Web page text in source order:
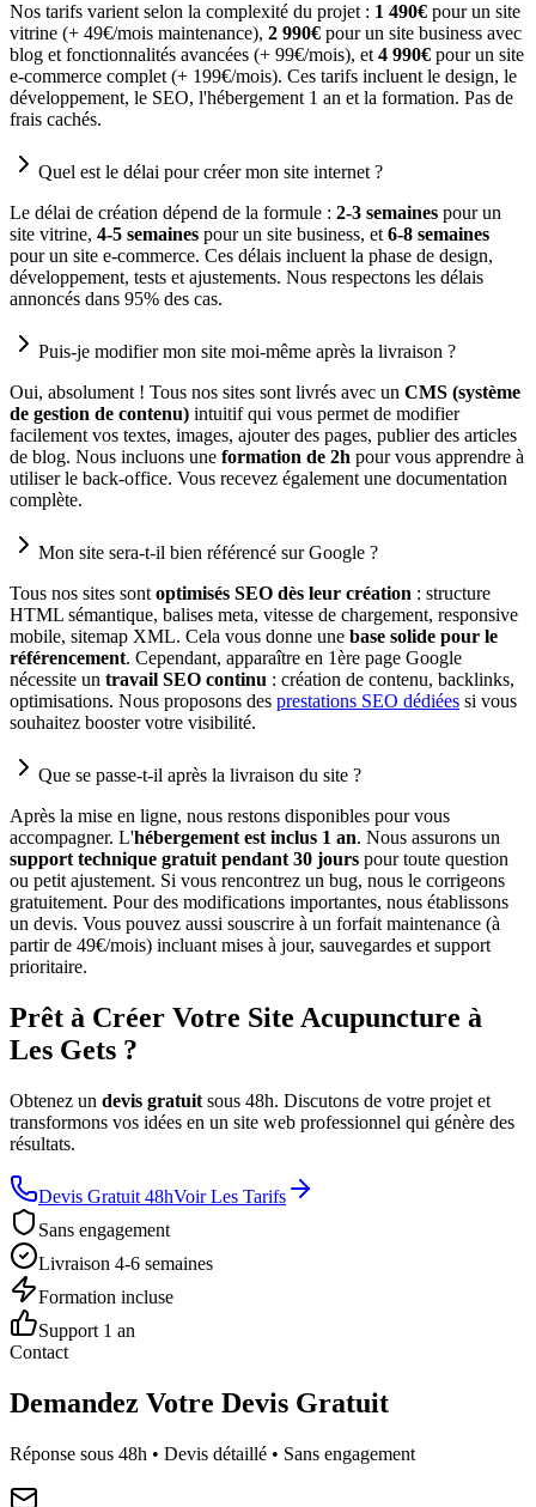
Nos tarifs varient selon la complexité du projet : 1 490€ pour un site
vitrine (+ 49€/mois maintenance), 2 990€ pour un site business avec
blog et fonctionnalités avancées (+ 99€/mois), et 4 990€ pour un site
e-commerce complet (+ 199€/mois). Ces tarifs incluent le design, le
développement, le SEO, l'hébergement 1 an et la formation. Pas de
frais cachés.
Quel est le délai pour créer mon site internet ?
Le délai de création dépend de la formule : 2-3 semaines pour un
site vitrine, 4-5 semaines pour un site business, et 6-8 semaines
pour un site e-commerce. Ces délais incluent la phase de design,
développement, tests et ajustements. Nous respectons les délais
annoncés dans 95% des cas.
Puis-je modifier mon site moi-même après la livraison ?
Oui, absolument ! Tous nos sites sont livrés avec un CMS (système
de gestion de contenu) intuitif qui vous permet de modifier
facilement vos textes, images, ajouter des pages, publier des articles
de blog. Nous incluons une formation de 2h pour vous apprendre à
utiliser le back-office. Vous recevez également une documentation
complète.
Mon site sera-t-il bien référencé sur Google ?
Tous nos sites sont optimisés SEO dès leur création : structure
HTML sémantique, balises meta, vitesse de chargement, responsive
mobile, sitemap XML. Cela vous donne une base solide pour le
référencement. Cependant, apparaître en 1ère page Google
nécessite un travail SEO continu : création de contenu, backlinks,
optimisations. Nous proposons des prestations SEO dédiées si vous
souhaitez booster votre visibilité.
Que se passe-t-il après la livraison du site ?
Après la mise en ligne, nous restons disponibles pour vous
accompagner. L'hébergement est inclus 1 an. Nous assurons un
support technique gratuit pendant 30 jours pour toute question
ou petit ajustement. Si vous rencontrez un bug, nous le corrigeons
gratuitement. Pour des modifications importantes, nous établissons
un devis. Vous pouvez aussi souscrire à un forfait maintenance (à
partir de 49€/mois) incluant mises à jour, sauvegardes et support
prioritaire.
Prêt à Créer Votre Site Acupuncture à
Les Gets ?
Obtenez un devis gratuit sous 48h. Discutons de votre projet et
transformons vos idées en un site web professionnel qui génère des
résultats.
Devis Gratuit 48hVoir Les Tarifs
Sans engagement
Livraison 4-6 semaines
Formation incluse
Support 1 an
Contact
Demandez Votre Devis Gratuit
Réponse sous 48h • Devis détaillé • Sans engagement